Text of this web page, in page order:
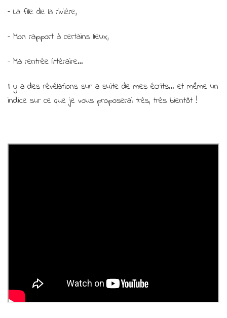
– La fille de la rivière,
– Mon rapport à certains lieux,
– Ma rentrée littéraire…
Il y a des révélations sur la suite de mes écrits… et même un
indice sur ce que je vous proposerai très, très bientôt !